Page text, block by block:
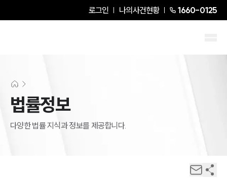
로그인 나의사건현황 1660-0125
법률정보
다양한 법률 지식과 정보를 제공합니다.